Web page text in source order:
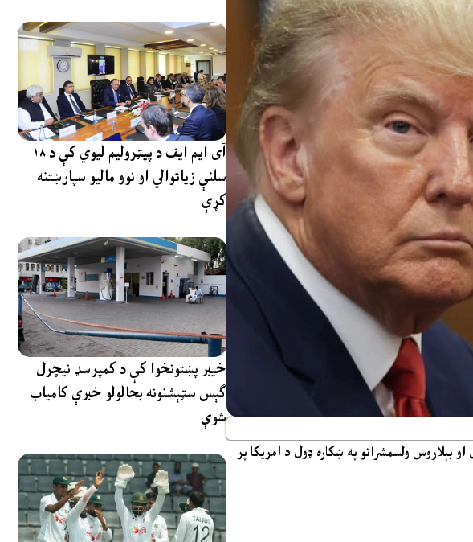
آی ایم ایف د پیټرولیم لیوي کې د ۱۸
سلنې زیاتوالي او نوو مالیو سپارښتنه
کړې
خیبر پښتونخوا کې د کمپرسډ نیچرل
ګېس سټېشنونه بحالولو خبرې کامیاب
شوې
بېلاروس ولسمشرانو په ښکاره ډول د امریکا پر